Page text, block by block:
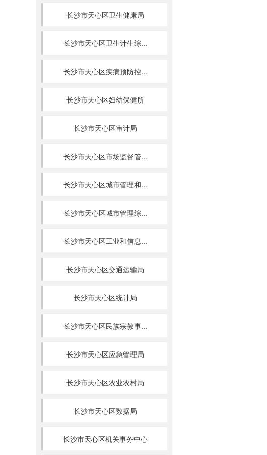
长沙市天心区卫生健康局
长沙市天心区卫生计生综...
长沙市天心区疾病预防控...
长沙市天心区妇幼保健所
长沙市天心区审计局
长沙市天心区市场监督管...
长沙市天心区城市管理和...
长沙市天心区城市管理综...
长沙市天心区工业和信息...
长沙市天心区交通运输局
长沙市天心区统计局
长沙市天心区民族宗教事...
长沙市天心区应急管理局
长沙市天心区农业农村局
长沙市天心区数据局
长沙市天心区机关事务中心